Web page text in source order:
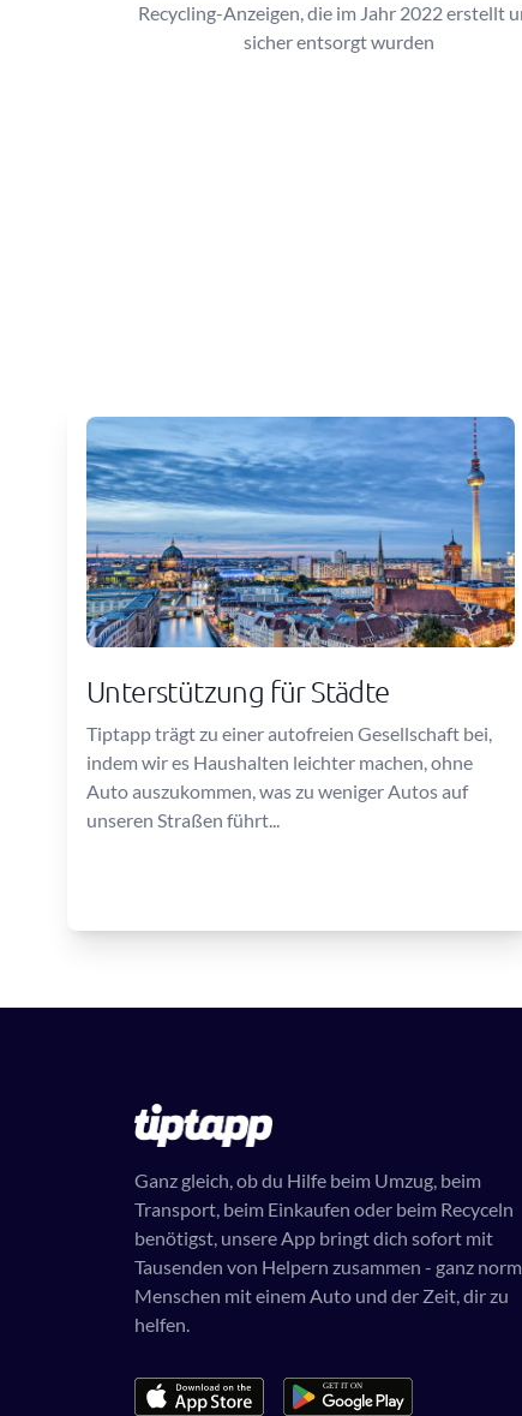
Recycling-Anzeigen, die im Jahr 2022 erstellt
sicher entsorgt wurden
Unterstützung für Städte
Tiptapp trägt zu einer autofreien Gesellschaft bei,
indem wir es Haushalten leichter machen, ohne
Auto auszukommen, was zu weniger Autos auf
unseren Straßen führt...
Ganz gleich, ob du Hilfe beim Umzug, beim
Transport, beim Einkaufen oder beim Recyceln
benötigst, unsere App bringt dich sofort mit
Tausenden von Helpern zusammen - ganz
Menschen mit einem Auto und der Zeit, dir zu
helfen.